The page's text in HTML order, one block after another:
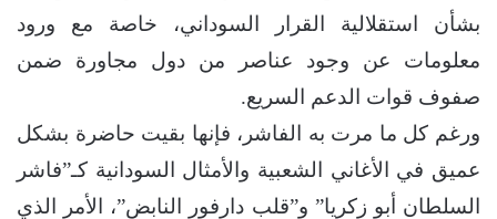
بشأن استقلالية القرار السوداني، خاصة مع ورود
معلومات عن وجود عناصر من دول مجاورة ضمن
صفوف قوات الدعم السريع.
ورغم كل ما مرت به الفاشر، فإنها بقيت حاضرة بشكل
عميق في الأغاني الشعبية والأمثال السودانية كـ”فاشر
السلطان أبو زكريا” و”قلب دارفور النابض”، الأمر الذي